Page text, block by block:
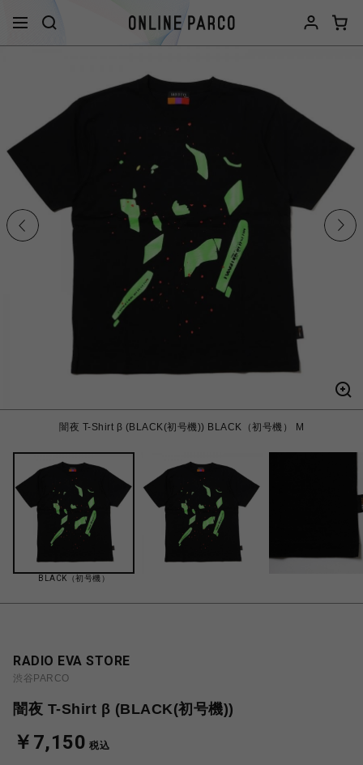
闇夜 T-Shirt β (BLACK(初号機)) BLACK（初号機） M
BLACK（初号機）
RADIO EVA STORE
渋谷PARCO
闇夜 T-Shirt β (BLACK(初号機))
￥7,150 税込